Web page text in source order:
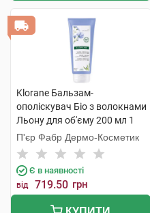
Klorane Бальзам-
ополіскувач Біо з волокнами
Льону для об'єму 200 мл 1
туба
П'єр Фабр Дермо-Косметик
Є в наявності
від 719.50 грн